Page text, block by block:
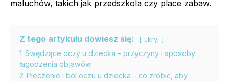
maluchów, takich jak przedszkola czy place zabaw.
Z tego artykułu dowiesz się: ukryj
1 Swędzące oczy u dziecka – przyczyny i sposoby
łagodzenia objawów
2 Pieczenie i ból oczu u dziecka – co zrobić, aby